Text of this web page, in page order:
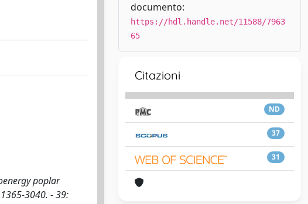
poplar
1365-3040. - 39:
documento:
https://hdl.handle.net/11588/7963
65
Citazioni
ND
37
31